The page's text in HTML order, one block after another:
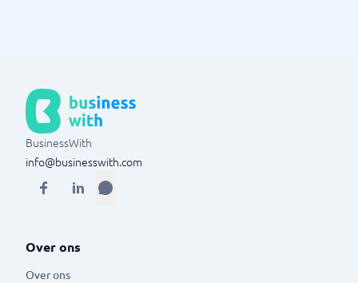
BusinessWith
info@businesswith.com
Over ons
Over ons